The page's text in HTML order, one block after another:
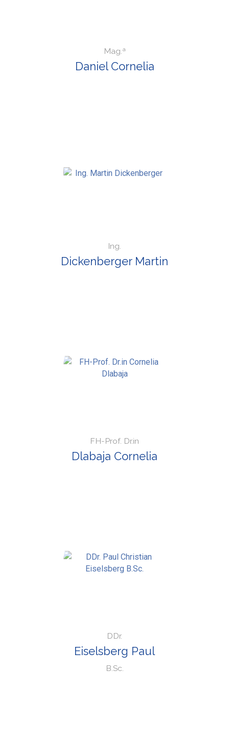
Mag.ª
Daniel Cornelia
Ing.
Dickenberger Martin
FH-Prof. Dr.in
Dlabaja Cornelia
DDr.
Eiselsberg Paul
B.Sc.